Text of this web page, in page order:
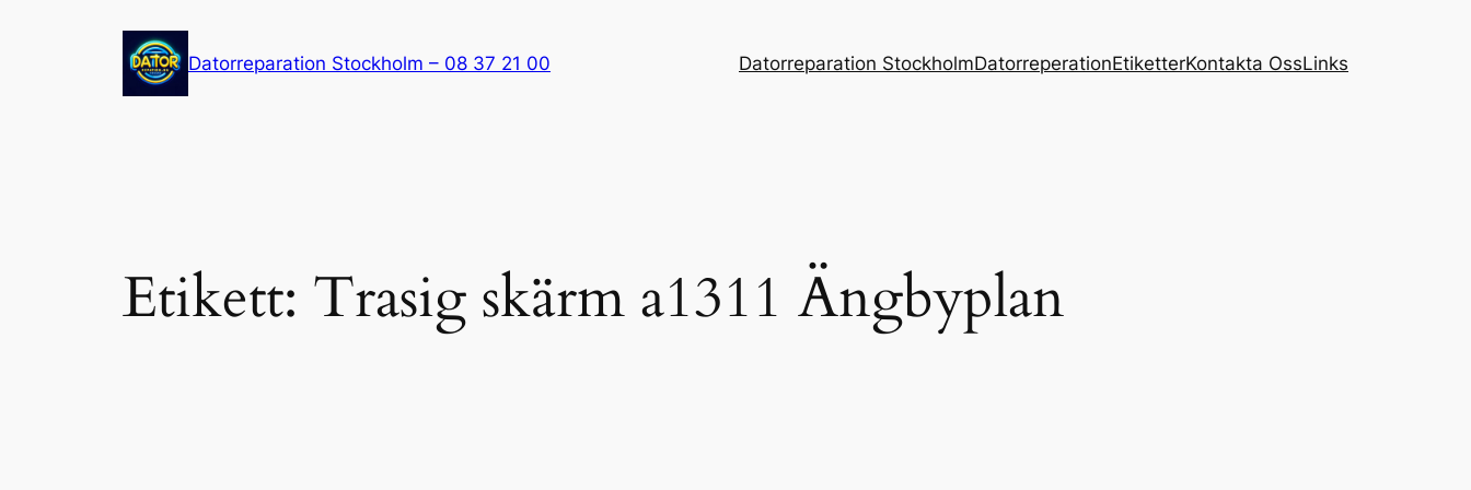
Datorreparation Stockholm – 08 37 21 00 Datorreparation StockholmDatorreperationEtiketterKontakta OssLinks
Etikett: Trasig skärm a1311 Ängbyplan